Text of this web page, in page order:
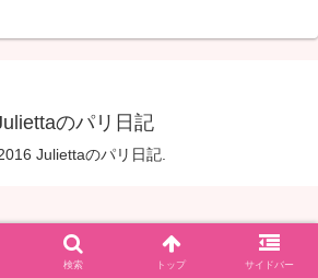
のパリ日記
Juliettaのパリ日記.
検索 トップ サイドバー